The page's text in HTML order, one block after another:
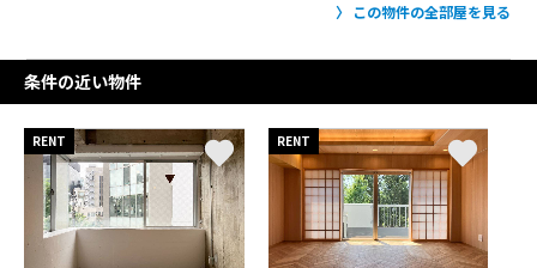
この物件の全部屋を見る
条件の近い物件
RENT RENT